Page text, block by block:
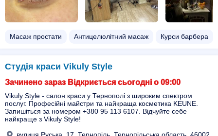
Масаж простати Антицелюлітний масаж Курси барбера
Студія краси Vikuly Style
Зачинено зараз Відкриється сьогодні о 09:00
Vikuly Style - салон краси у Тернополі з широким спектром
послуг. Професійні майстри та найкраща косметика KEUNE.
Запишіться за номером +380 95 113 6107. Відчуйте себе
найкраще з Vikuly Style!
вулиця Руська, 17, Тернопіль, Тернопільська область, 46002